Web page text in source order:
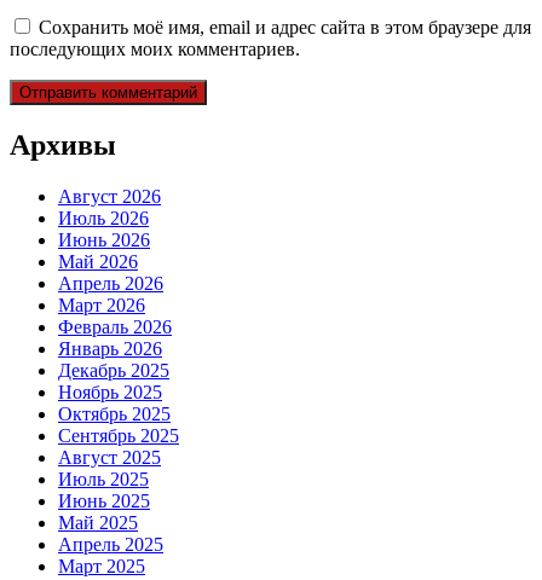
Сохранить моё имя, email и адрес сайта в этом браузере для
последующих моих комментариев.
Архивы
Август 2026
Июль 2026
Июнь 2026
Май 2026
Апрель 2026
Март 2026
Февраль 2026
Январь 2026
Декабрь 2025
Ноябрь 2025
Октябрь 2025
Сентябрь 2025
Август 2025
Июль 2025
Июнь 2025
Май 2025
Апрель 2025
Март 2025